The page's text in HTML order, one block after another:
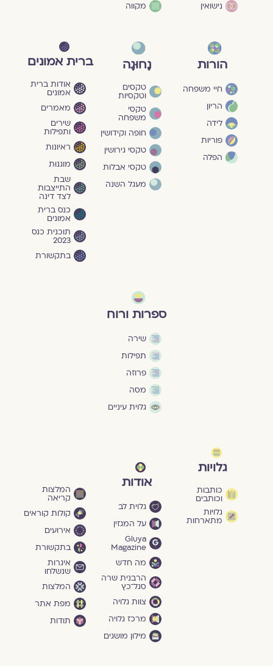
נישואין מקווה
הורות
חיי משפחה
הריון
לידה
פוריות
הפלה
נָחוּגָה
טקסים
וטקסיות
טקסי
משפחה
חופה וקידושין
טקסי גירושין
טקסי אבלות
מעגל השנה
ברית אמונים
אודות ברית
אמונים
מאמרים
שירים
ותפילות
ראיונות
מוגנוּת
שבת
התייצבות
לצד דינה
כנס ברית
אמונים
תוכנית כנס
2023
בתקשורת
ספרות ורוח
שירה
תפילות
פרוזה
מסה
גלוית עיניים
גלויות
כותבות
וכותבים
גלויות
מתארחות
אודות
גלוית לב
על המגזין
Gluya
Magazine
מה חדש
הרבנית שרה
סגל־כץ
צוות גלויה
מרכז גלויה
מילון מושגים
המלצות
קריאה
קולות קוראים
אירועים
בתקשורת
איגרות
שנשלחו
המלצות
מפת אתר
תודות